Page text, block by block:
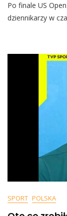
Po finale US
dziennikarzy w
SPORT POLSKA